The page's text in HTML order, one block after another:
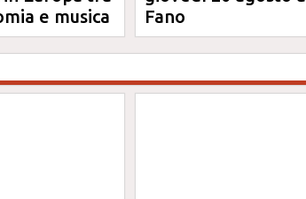
e musica
Fano